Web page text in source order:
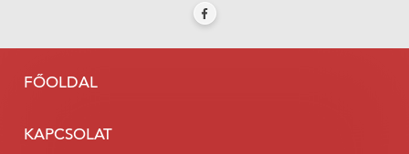
FŐOLDAL
KAPCSOLAT